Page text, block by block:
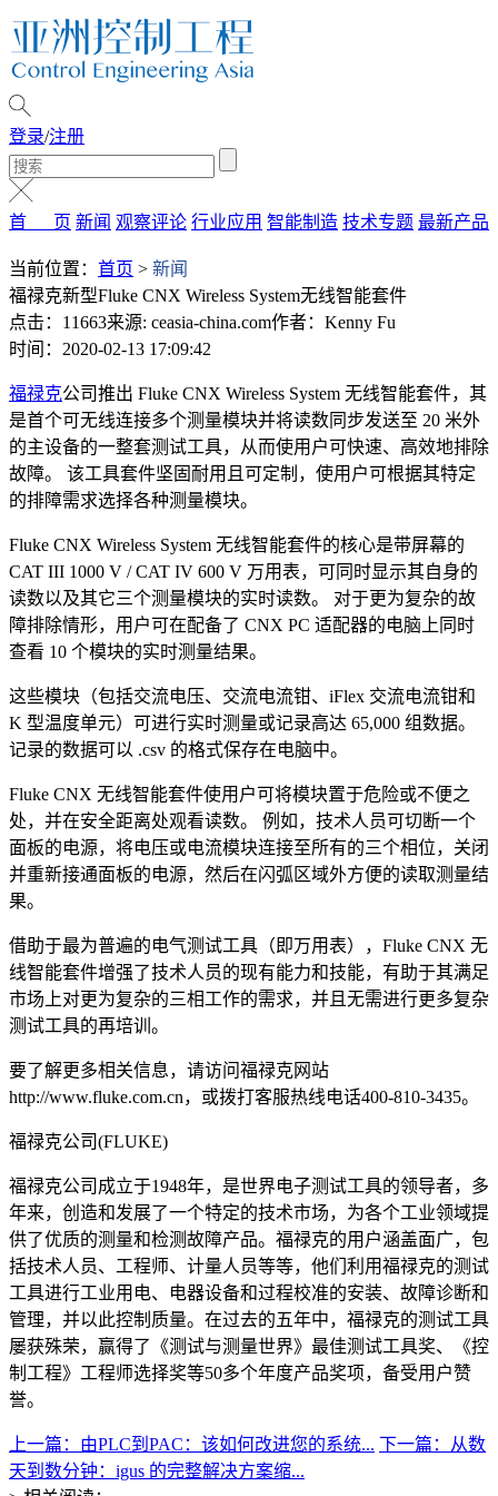
登录/注册
首 页 新闻 观察评论 行业应用 智能制造 技术专题 最新产品
当前位置： 首页 > 新闻
福禄克新型Fluke CNX Wireless System无线智能套件
点击：11663来源: ceasia-china.com作者：Kenny Fu
时间：2020-02-13 17:09:42
福禄克公司推出 Fluke CNX Wireless System 无线智能套件，其
是首个可无线连接多个测量模块并将读数同步发送至 20 米外
的主设备的一整套测试工具，从而使用户可快速、高效地排除
故障。 该工具套件坚固耐用且可定制，使用户可根据其特定
的排障需求选择各种测量模块。
Fluke CNX Wireless System 无线智能套件的核心是带屏幕的
CAT III 1000 V / CAT IV 600 V 万用表，可同时显示其自身的
读数以及其它三个测量模块的实时读数。 对于更为复杂的故
障排除情形，用户可在配备了 CNX PC 适配器的电脑上同时
查看 10 个模块的实时测量结果。
这些模块（包括交流电压、交流电流钳、iFlex 交流电流钳和
K 型温度单元）可进行实时测量或记录高达 65,000 组数据。
记录的数据可以 .csv 的格式保存在电脑中。
Fluke CNX 无线智能套件使用户可将模块置于危险或不便之
处，并在安全距离处观看读数。 例如，技术人员可切断一个
面板的电源，将电压或电流模块连接至所有的三个相位，关闭
并重新接通面板的电源，然后在闪弧区域外方便的读取测量结
果。
借助于最为普遍的电气测试工具（即万用表），Fluke CNX 无
线智能套件增强了技术人员的现有能力和技能，有助于其满足
市场上对更为复杂的三相工作的需求，并且无需进行更多复杂
测试工具的再培训。
要了解更多相关信息，请访问福禄克网站
http://www.fluke.com.cn，或拨打客服热线电话400-810-3435。
福禄克公司(FLUKE)
福禄克公司成立于1948年，是世界电子测试工具的领导者，多
年来，创造和发展了一个特定的技术市场，为各个工业领域提
供了优质的测量和检测故障产品。福禄克的用户涵盖面广，包
括技术人员、工程师、计量人员等等，他们利用福禄克的测试
工具进行工业用电、电器设备和过程校准的安装、故障诊断和
管理，并以此控制质量。在过去的五年中，福禄克的测试工具
屡获殊荣，赢得了《测试与测量世界》最佳测试工具奖、《控
制工程》工程师选择奖等50多个年度产品奖项，备受用户赞
誉。
上一篇：由PLC到PAC：该如何改进您的系统... 下一篇：从数
天到数分钟：igus 的完整解决方案缩...